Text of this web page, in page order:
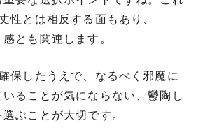
性とは相反する面もあり、
とも関連します。
保したうえで、なるべく邪魔に
ることが気にならない、鬱陶し
ぶことが大切です。